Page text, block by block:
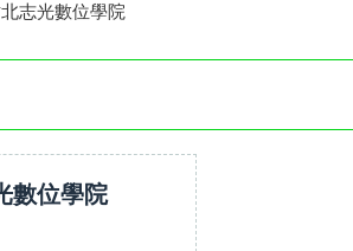
志光數位學院
數位學院